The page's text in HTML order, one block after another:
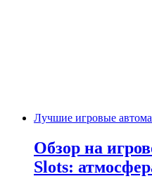
Лучшие игровые
Обзор на
Slots: